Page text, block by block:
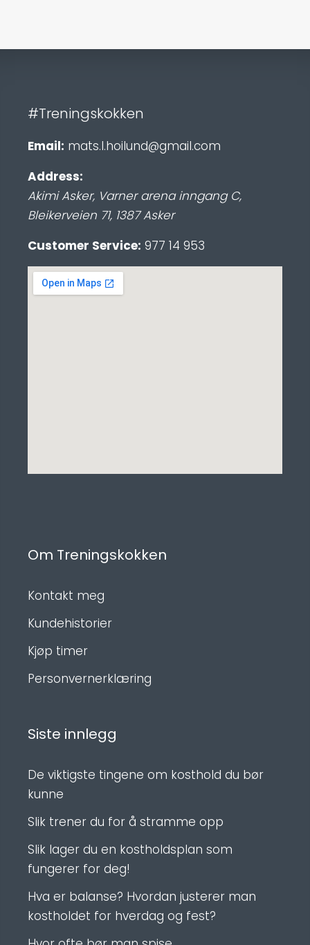
#Treningskokken
Email: mats.l.hoilund@gmail.com
Address:
Akimi Asker, Varner arena inngang C,
Bleikerveien 71, 1387 Asker
Customer Service: 977 14 953
Om Treningskokken
Kontakt meg
Kundehistorier
Kjøp timer
Personvernerklæring
Siste innlegg
De viktigste tingene om kosthold du bør
kunne
Slik trener du for å stramme opp
Slik lager du en kostholdsplan som
fungerer for deg!
Hva er balanse? Hvordan justerer man
kostholdet for hverdag og fest?